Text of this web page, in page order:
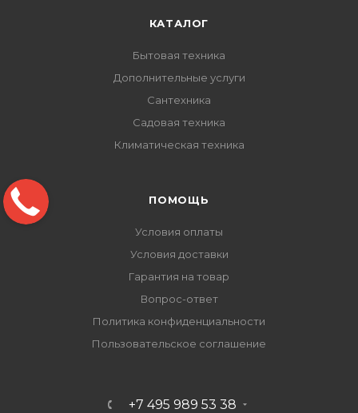
КАТАЛОГ
Бытовая техника
Дополнительные услуги
Сантехника
Садовая техника
Климатическая техника
ПОМОЩЬ
Условия оплаты
Условия доставки
Гарантия на товар
Вопрос-ответ
Политика конфиденциальности
Пользовательское соглашение
+7 495 989 53 38